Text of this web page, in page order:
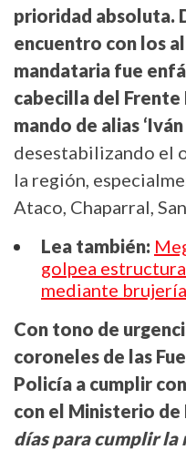
prioridad absoluta.
encuentro con los
mandataria fue
cabecilla del Frente
mando de alias
desestabilizando el
la región,
Ataco, Chaparral,
Lea también:
golpea
mediante brujería
Con tono de
coroneles de las
Policía a cumplir
con el Ministerio de
días para cumplir la